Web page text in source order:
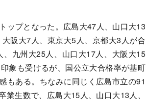
ップとなった。広島大47人、山口大13
阪大7人、東京大5人、京都大3人が合
九州大25人、山口大17人、大阪大15
象も受けるが、国公立大合格率が基町
もある。ちなみに同じく広島市立の91
生数で、広島大15人、山口大13人、